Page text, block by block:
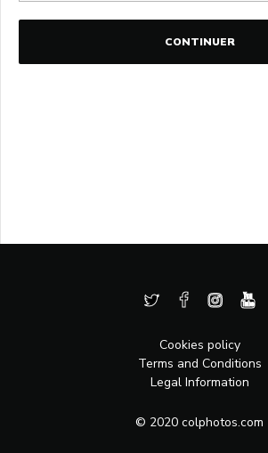
CONTINUER
Cookies policy
Terms and Conditions
Legal Information
© 2020 colphotos.com